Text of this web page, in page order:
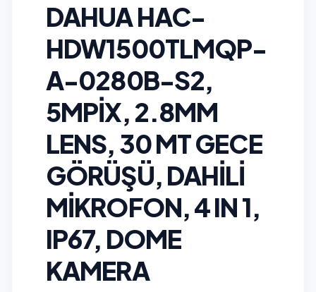
DAHUA HAC-
HDW1500TLMQP-
A-0280B-S2,
5MPIX, 2.8MM
LENS, 30 MT GECE
GÖRÜŞÜ, DAHILI
MIKROFON, 4 IN 1,
IP67, DOME
KAMERA